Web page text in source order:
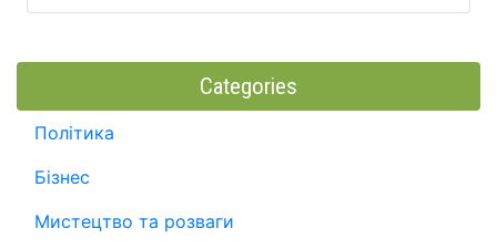
Categories
Політика
Бізнес
Мистецтво та розваги